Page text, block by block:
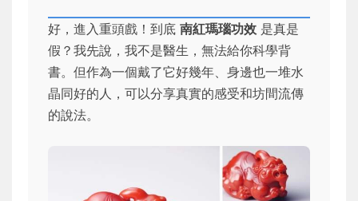
好，進入重頭戲！到底 南紅瑪瑙功效 是真是
假？我先說，我不是醫生，無法給你科學背
書。但作為一個戴了它好幾年、身邊也一堆水
晶同好的人，可以分享真實的感受和坊間流傳
的說法。